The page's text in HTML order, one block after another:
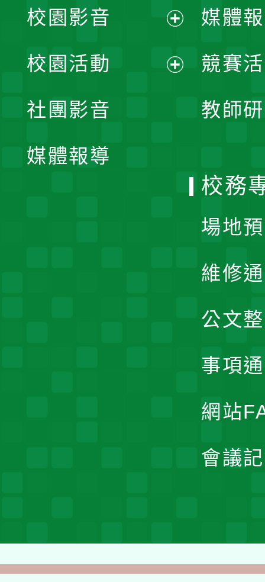
媒體
競賽
教師
校園影音
開
校園活動
社團影音
媒體報導
校務
場地
維修
公文
事項
網站
會議